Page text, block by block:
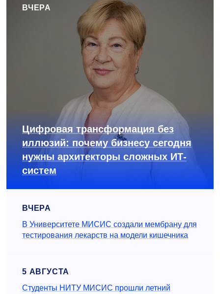
ВЧЕРА
Цифровая трансформация без
иллюзий: почему бизнесу сегодня
нужны архитекторы сложных ИТ-
систем
ВЧЕРА
В Университете МИСИС создали мембрану для
тестирования лекарств на модели кишечника
5 АВГУСТА
Студенты НИТУ МИСИС прошли летний